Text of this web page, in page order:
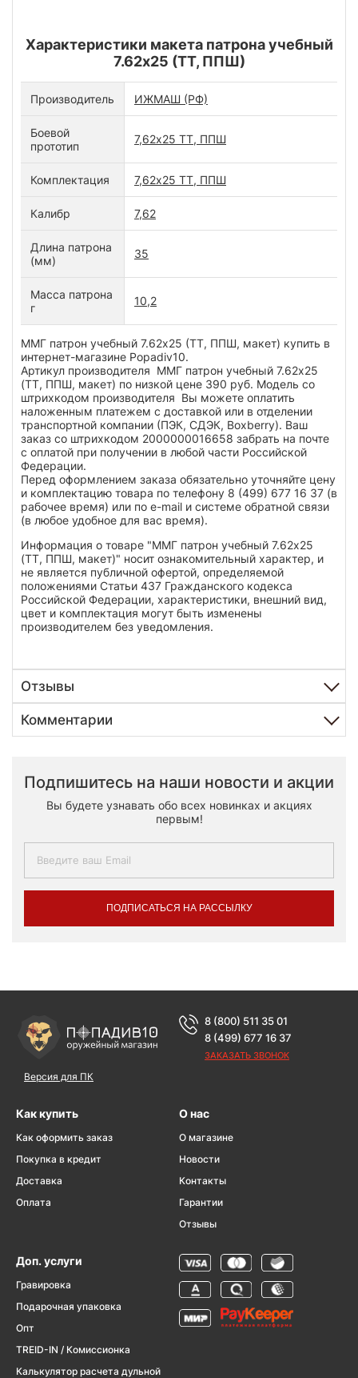
Характеристики макета патрона учебный
7.62х25 (ТТ, ППШ)
Производитель ИЖМАШ (РФ)
Боевой
прототип
7,62х25 ТТ, ППШ
Комплектация 7,62х25 ТТ, ППШ
Калибр 7,62
Длина патрона
(мм)
35
Масса патрона
г
10,2
ММГ патрон учебный 7.62х25 (ТТ, ППШ, макет) купить в
интернет-магазине Popadiv10.
Артикул производителя ММГ патрон учебный 7.62х25
(ТТ, ППШ, макет) по низкой цене 390 руб. Модель со
штрихкодом производителя Вы можете оплатить
наложенным платежем с доставкой или в отделении
транспортной компании (ПЭК, СДЭК, Boxberry). Ваш
заказ со штрихкодом 2000000016658 забрать на почте
с оплатой при получении в любой части Российской
Федерации.
Перед оформлением заказа обязательно уточняйте цену
и комплектацию товара по телефону 8 (499) 677 16 37 (в
рабочее время) или по e-mail и системе обратной связи
(в любое удобное для вас время).
Информация о товаре "ММГ патрон учебный 7.62х25
(ТТ, ППШ, макет)" носит ознакомительный характер, и
не является публичной офертой, определяемой
положениями Статьи 437 Гражданского кодекса
Российской Федерации, характеристики, внешний вид,
цвет и комплектация могут быть изменены
производителем без уведомления.
Отзывы
Комментарии
Подпишитесь на наши новости и акции
Вы будете узнавать обо всех новинках и акциях
первым!
ПОДПИСАТЬСЯ НА РАССЫЛКУ
Версия для ПК
8 (800) 511 35 01
8 (499) 677 16 37
ЗАКАЗАТЬ ЗВОНОК
Как купить
Как оформить заказ
Покупка в кредит
Доставка
Оплата
О нас
О магазине
Новости
Контакты
Гарантии
Отзывы
Доп. услуги
Гравировка
Подарочная упаковка
Опт
TREID-IN / Комиссионка
Калькулятор расчета дульной